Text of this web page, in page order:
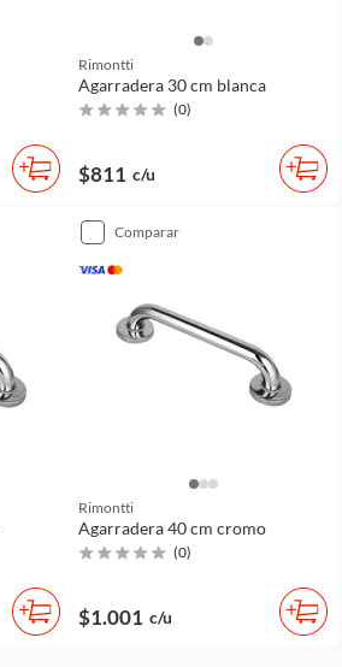
Rimontti
Agarradera 30 cm blanca
(0)
$811 c/u
comparar
Rimontti
Agarradera 40 cm cromo
(0)
$1.001 c/u